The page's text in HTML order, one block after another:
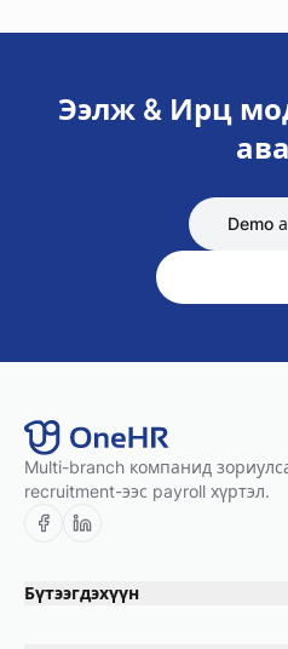
Ээлж & Ирц
Demo
Multi-branch компанид
recruitment-ээс payroll хүртэл.
Бүтээгдэхүүн